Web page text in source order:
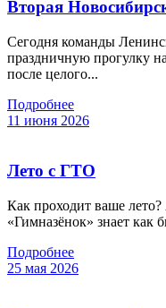
Вторая
Сегодня команды
праздничную прогулку
после целого...
Подробнее
11 июня 2026
Лето с ГТО
Как проходит ваше
«Гимназёнок» знает как
Подробнее
25 мая 2026